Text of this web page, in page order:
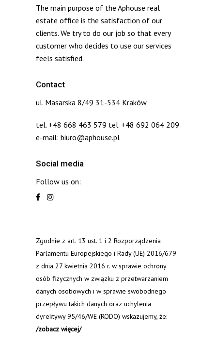
The main purpose of the Aphouse real
estate office is the satisfaction of our
clients. We try to do our job so that every
customer who decides to use our services
feels satisfied.
Contact
ul. Masarska 8/49 31-534 Kraków
tel. +48 668 463 579 tel. +48 692 064 209
e-mail: biuro@aphouse.pl
Social media
Follow us on:
Zgodnie z art. 13 ust. 1 i 2 Rozporządzenia
Parlamentu Europejskiego i Rady (UE) 2016/679
z dnia 27 kwietnia 2016 r. w sprawie ochrony
osób fizycznych w związku z przetwarzaniem
danych osobowych i w sprawie swobodnego
przepływu takich danych oraz uchylenia
dyrektywy 95/46/WE (RODO) wskazujemy, że:
/zobacz więcej/